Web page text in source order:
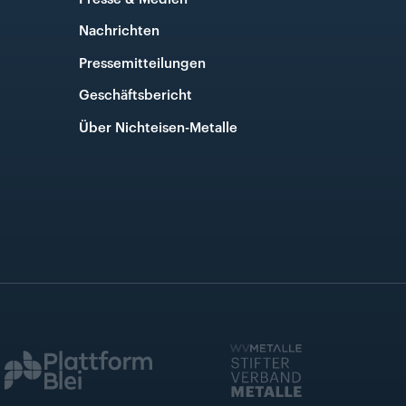
Nachrichten
Pressemitteilungen
Geschäftsbericht
Über Nichteisen-Metalle